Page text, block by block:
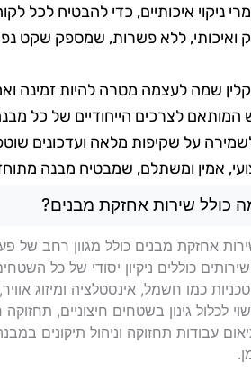
ניקוי איכותיים, כדי להבטיח לכל
ואיכותי, ללא פשרות, שמספק שקט
שמה לעצמה מטרה להיות זמינה
המותאם לצרכים הייחודיים של כל
על שקיפות מלאה ועדכונים
אמין ומשתלם, שמבטיח מבנה
בנושא אחזקת
כולל שירות אחזקת מבנים?
אחזקת מבנים כולל מגוון רחב של
כוללים ניקיון יסודי של כל
כמו חשמל, אינסטלציה ומיזוג
לכלול גינון בשטחים חיצוניים, תחזוקה
עבודות תחזוקה וניהול תיקונים